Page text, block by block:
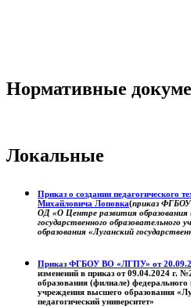
Нормативные
Локальные
Приказ о создании педагогического
Михайловича Лоповка(приказ
ОД «О Центре развития образования
государственного образовательного
образования «Луганский
Приказ ФГБОУ ВО «ЛГПУ» от
изменений в приказ от 09.04.2024 г.
образования (филиале) федерального
учреждения высшего образования
педагогический университет»